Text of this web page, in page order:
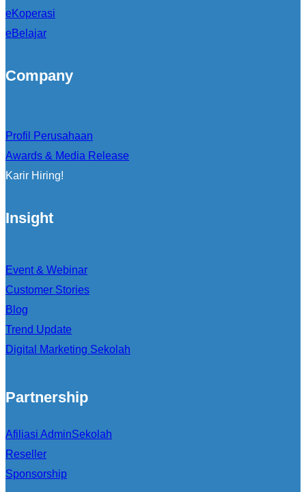
eKoperasi
eBelajar
Company
Profil Perusahaan
Awards & Media Release
Karir Hiring!
Insight
Event & Webinar
Customer Stories
Blog
Trend Update
Digital Marketing Sekolah
Partnership
Afiliasi AdminSekolah
Reseller
Sponsorship